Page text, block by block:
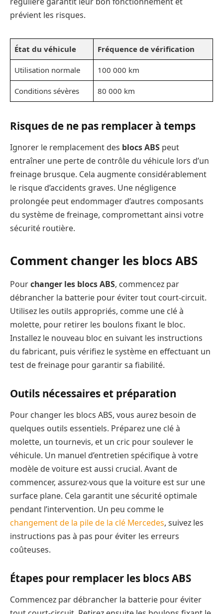
prévient les risques.
État du véhicule Fréquence de vérification
Utilisation normale 100 000 km
Conditions sévères 80 000 km
Risques de ne pas remplacer à temps
Ignorer le remplacement des blocs ABS peut
entraîner une perte de contrôle du véhicule lors d’un
freinage brusque. Cela augmente considérablement
le risque d’accidents graves. Une négligence
prolongée peut endommager d’autres composants
du système de freinage, compromettant ainsi votre
sécurité routière.
Comment changer les blocs ABS
Pourchanger les blocs ABS, commencez par
débrancher la batterie pour éviter tout court-circuit.
Utilisez les outils appropriés, comme une clé à
molette, pour retirer les boulons fixant le bloc.
Installez le nouveau bloc en suivant les instructions
du fabricant, puis vérifiez le système en effectuant un
test de freinage pour garantir sa fiabilité.
Outils nécessaires et préparation
Pour changer les blocs ABS, vous aurez besoin de
quelques outils essentiels. Préparez une clé à
molette, un tournevis, et un cric pour soulever le
véhicule. Un manuel d’entretien spécifique à votre
modèle de voiture est aussi crucial. Avant de
commencer, assurez-vous que la voiture est sur une
surface plane. Cela garantit une sécurité optimale
pendant l’intervention. Un peu comme le
changement de la pile de la clé Mercedes, suivez les
instructions pas à pas pour éviter les erreurs
coûteuses.
Étapes pour remplacer les blocs ABS
Commencez par débrancher la batterie pour éviter